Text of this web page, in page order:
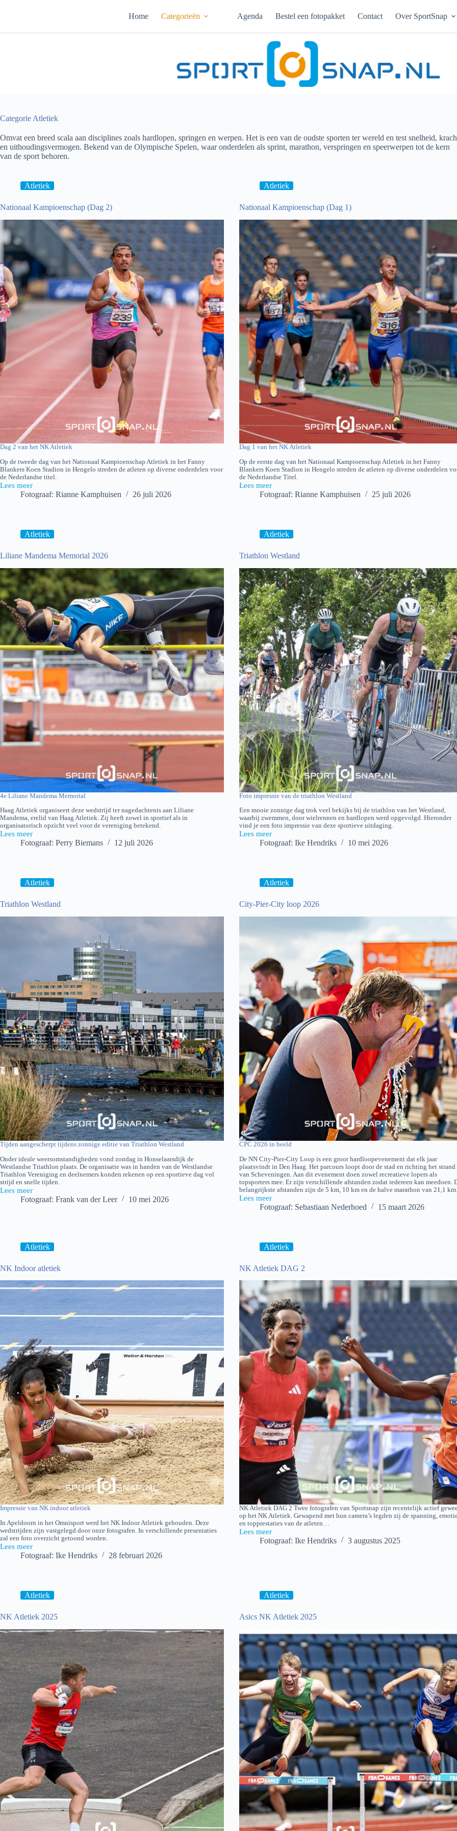
inhoud
Home Categorieën Agenda Bestel een fotopakket Contact Over SportSnap
Categorie Atletiek
Omvat een breed scala aan disciplines zoals hardlopen, springen en werpen. Het is een van de oudste sporten ter wereld en test snelheid,
en uithoudingsvermogen. Bekend van de Olympische Spelen, waar onderdelen als sprint, marathon, verspringen en speerwerpen tot de kern
van de sport behoren.
Atletiek
Nationaal Kampioenschap (Dag 2)
Dag 2 van het NK Atletiek
Op de tweede dag van het Nationaal Kampioenschap Atletiek in het Fanny
Blankers Koen Stadion in Hengelo streden de atleten op diverse onderdelen voor
de Nederlandse titel.
Lees meer
Nationaal
Kampioenschap
Fotograaf: Rianne Kamphuisen 26 juli 2026
Atletiek
Nationaal Kampioenschap (Dag 1)
Dag 1 van het NK Atletiek
Op de eerste dag van het Nationaal Kampioenschap Atletiek in het Fanny
Blankers Koen Stadion in Hengelo streden de atleten op diverse onderdelen
de Nederlandse Titel.
Lees meer
Nationaal
Kampioenschap
Fotograaf: Rianne Kamphuisen 25 juli 2026
Atletiek
Liliane Mandema Memorial 2026
4e Liliane Mandema Memorial
Haag Atletiek organiseert deze wedstrijd ter nagedachtenis aan Liliane
Mandema, erelid van Haag Atletiek. Zij heeft zowel in sportief als in
organisatorisch opzicht veel voor de vereniging betekend.
Lees meer
Liliane
MandemaFotograaf: Perry Biemans 12 juli 2026
Atletiek
Triathlon Westland
Foto impressie van de triathlon Westland
Een mooie zonnige dag trok veel bekijks bij de triathlon van het Westland,
waarbij zwemmen, door wielrennen en hardlopen werd opgevolgd. Hieronder
vind je een foto impressie van deze sportieve uitdaging.
Lees meer
Triathlon
WestlandFotograaf: Ike Hendriks 10 mei 2026
Atletiek
Triathlon Westland
Tijden aangescherpt tijdens zonnige editie van Triathlon Westland
Onder ideale weersomstandigheden vond zondag in Honselaarsdijk de
Westlandse Triathlon plaats. De organisatie was in handen van de Westlandse
Triathlon Vereniging en deelnemers konden rekenen op een sportieve dag vol
strijd en snelle tijden.
Lees meer
Triathlon
WestlandFotograaf: Frank van der Leer 10 mei 2026
Atletiek
City-Pier-City loop 2026
CPC 2026 in beeld
De NN City-Pier-City Loop is een groot hardloopevenement dat elk jaar
plaatsvindt in Den Haag. Het parcours loopt door de stad en richting het strand
van Scheveningen. Aan dit evenement doen zowel recreatieve lopers als
topsporters mee. Er zijn verschillende afstanden zodat iedereen kan meedoen.
belangrijkste afstanden zijn de 5 km, 10 km en de halve marathon van 21,1 km.
Lees meer
City-
Fotograaf: Sebastiaan Nederhoed 15 maart 2026
Atletiek
NK Indoor atletiek
Impressie van NK indoor atletiek
In Apeldoorn in het Omnisport werd het NK Indoor Atletiek gehouden. Deze
wedstrijden zijn vastgelegd door onze fotografen. In verschillende presentaties
zal een foto overzicht getoond worden.
Lees meer
NK
IndoorFotograaf: Ike Hendriks 28 februari 2026
Atletiek
NK Atletiek DAG 2
NK Atletiek DAG 2 Twee fotografen van Sportsnap zijn recentelijk actief
op het NK Atletiek. Gewapend met hun camera’s legden zij de spanning,
en topprestaties van de atleten…
Lees meer
NK
AtletiekFotograaf: Ike Hendriks 3 augustus 2025
Atletiek
NK Atletiek 2025
Atletiek
Asics NK Atletiek 2025